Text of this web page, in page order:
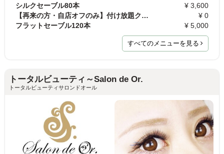
シルクセーブル80本
¥ 3,600
【再来の方・自店オフのみ】付け放題クーポンご利用…
¥ 0
フラットセーブル120本
¥ 5,000
すべてのメニューを見る
トータルビューティ～Salon de Or.
トータルビューティサロンドオール